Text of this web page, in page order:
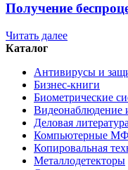
Получение
Читать далее
Каталог
Антивирусы и
Бизнес-книги
Биометрические
Видеонаблюдение
Деловая литература
Компьютерные
Копировальная
Металлодетекторы